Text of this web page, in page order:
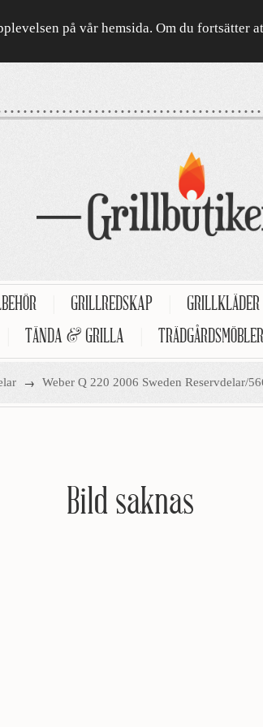
på vår hemsida. Om du fortsätter
GRILLREDSKAP GRILLKLÄDER
TÄNDA & GRILLA TRÄDGÅRDSMÖBLER
→ Weber Q 220 2006 Sweden Reservdelar/
Bild saknas